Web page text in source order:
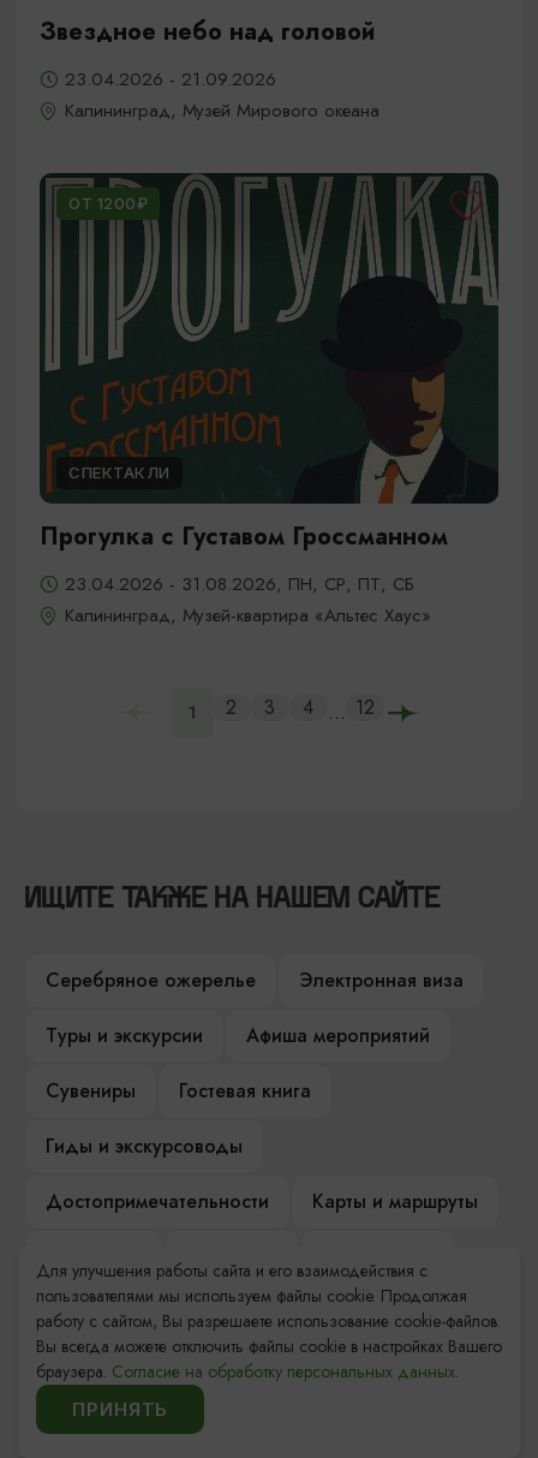
Звездное небо над головой
23.04.2026 - 21.09.2026
Калининград, Музей Мирового океана
ОТ 1200₽
СПЕКТАКЛИ
Прогулка с Густавом Гроссманном
23.04.2026 - 31.08.2026, ПН, СР, ПТ, СБ
Калининград, Музей-квартира «Альтес Хаус»
1 2 3 4 ... 12
ИЩИТЕ ТАКЖЕ НА НАШЕМ САЙТЕ
Серебряное ожерелье
Электронная виза
Туры и экскурсии
Афиша мероприятий
Сувениры
Гостевая книга
Гиды и экскурсоводы
Достопримечательности
Карты и маршруты
Компас Балтийской кухни
Настоящий Калининградец
Музеи
Для улучшения работы сайта и его взаимодействия с
пользователями мы используем файлы cookie. Продолжая
работу с сайтом, Вы разрешаете использование cookie-файлов.
Вы всегда можете отключить файлы cookie в настройках Вашего
браузера. Согласие на обработку персональных данных.
ПРИНЯТЬ